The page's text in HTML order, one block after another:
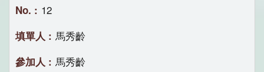
12
馬秀齡
馬秀齡